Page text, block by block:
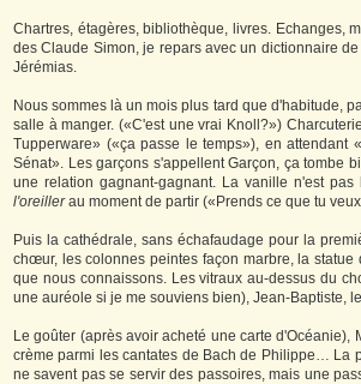
Chartres, étagères, bibliothèque, livres. Echanges,
des Claude Simon, je repars avec un dictionnaire
Jérémias.
Nous sommes là un mois plus tard que d'habitude,
salle à manger. («C'est une vrai Knoll?»)
Tupperware» («ça passe le temps»), en
Sénat». Les garçons s'appellent Garçon, ça tombe
une relation gagnant-gagnant. La vanille n'est
l'oreillerau moment de partir («Prends ce que tu
Puis la cathédrale, sans échafaudage pour la
chœur, les colonnes peintes façon marbre, la
que nous connaissons. Les vitraux au-dessus du
une auréole si je me souviens bien), Jean-Baptiste,
Le goûter (après avoir acheté une carte d'Océanie),
crème parmi les cantates de Bach de Philippe… La
ne savent pas se servir des passoires, mais une